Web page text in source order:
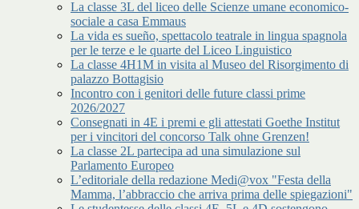
La classe 3L del liceo delle Scienze umane economico-
sociale a casa Emmaus
La vida es sueño, spettacolo teatrale in lingua spagnola
per le terze e le quarte del Liceo Linguistico
La classe 4H1M in visita al Museo del Risorgimento di
palazzo Bottagisio
Incontro con i genitori delle future classi prime
2026/2027
Consegnati in 4E i premi e gli attestati Goethe Institut
per i vincitori del concorso Talk ohne Grenzen!
La classe 2L partecipa ad una simulazione sul
Parlamento Europeo
L’editoriale della redazione Medi@vox "Festa della
Mamma, l’abbraccio che arriva prima delle spiegazioni"